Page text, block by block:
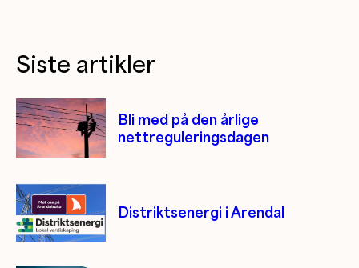
Siste artikler
Bli med på den årlige
nettreguleringsdagen
Distriktsenergi i Arendal